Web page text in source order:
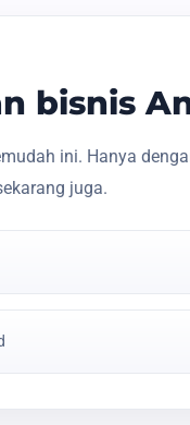
bisnis
ini. Hanya
juga.